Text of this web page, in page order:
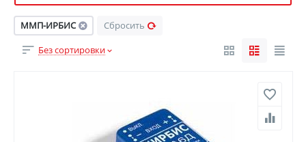
ММП-ИРБИС
Сбросить
Без сортировки